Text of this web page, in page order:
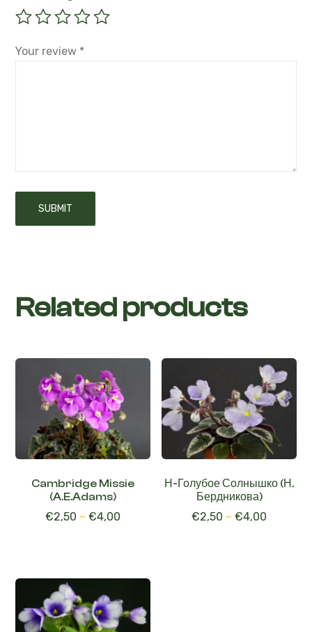
Your review *
Related products
Cambridge Missie
(A.E.Adams)
€2,50 – €4,00
Н-Голубое Солнышко (Н.
Бердникова)
€2,50 – €4,00